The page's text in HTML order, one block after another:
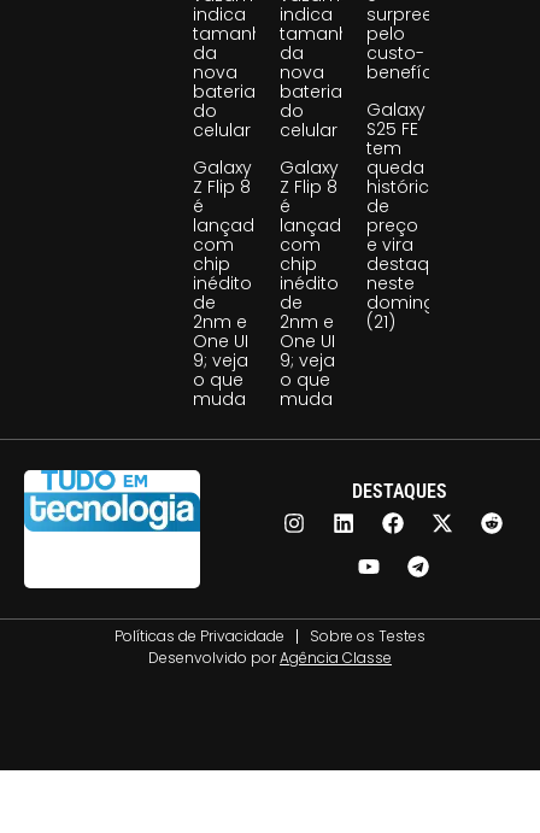
indica
tamanho
da
nova
bateria
do
celular
Galaxy
Z Flip 8
é
lançado
com
chip
inédito
de
2nm e
One UI
9; veja
o que
muda
indica
tamanho
da
nova
bateria
do
celular
Galaxy
Z Flip 8
é
lançado
com
chip
inédito
de
2nm e
One UI
9; veja
o que
muda
surpreende
pelo
custo-
benefício
Galaxy
S25 FE
tem
queda
histórica
de
preço
e vira
destaque
neste
domingo
(21)
DESTAQUES
Políticas de Privacidade
Sobre os Testes
Desenvolvido porAgência Classe